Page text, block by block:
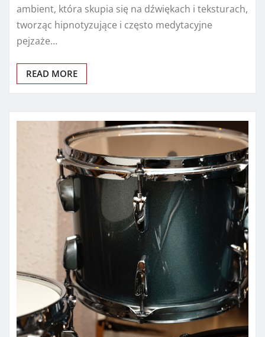
ambient, która skupia się na dźwiękach i teksturach,
tworząc hipnotyzujące i często medytacyjne
pejzaże…
READ MORE